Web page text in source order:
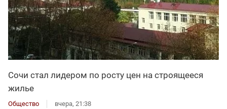
Сочи стал лидером по росту цен на строящееся
жилье
Общество вчера, 21:38